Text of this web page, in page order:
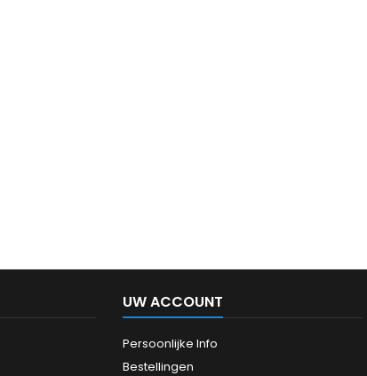
UW ACCOUNT
Persoonlijke Info
Bestellingen